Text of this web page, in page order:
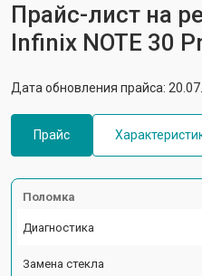
Прайс-лист на
Infinix NOTE 30
Дата обновления прайса:
Прайс
Поломка
Диагностика
Замена стекла